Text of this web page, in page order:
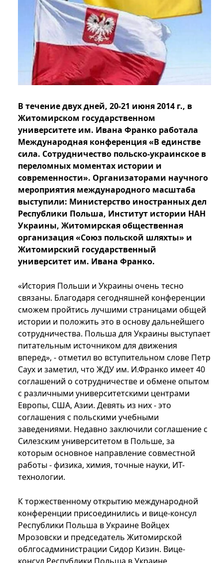
В течение двух дней, 20-21 июня 2014 г., в
Житомирском государственном
университете им. Ивана Франко работала
Международная конференция «В единстве
сила. Сотрудничество польско-украинское в
переломных моментах истории и
современности». Организаторами научного
мероприятия международного масштаба
выступили: Министерство иностранных дел
Республики Польша, Институт истории НАН
Украины, Житомирская общественная
организация «Союз польской шляхты» и
Житомирский государственный
университет им. Ивана Франко.
«История Польши и Украины очень тесно
связаны. Благодаря сегодняшней конференции
сможем пройтись лучшими страницами общей
истории и положить это в основу дальнейшего
сотрудничества. Польша для Украины выступает
питательным источником для движения
вперед», - отметил во вступительном слове Петр
Саух и заметил, что ЖДУ им. И.Франко имеет 40
соглашений о сотрудничестве и обмене опытом
с различными университетскими центрами
Европы, США, Азии. Девять из них - это
соглашения с польскими учебными
заведениями. Недавно заключили соглашение с
Силезским университетом в Польше, за
которым основное направление совместной
работы - физика, химия, точные науки, ИТ-
технологии.
К торжественному открытию международной
конференции присоединились и вице-консул
Республики Польша в Украине Войцех
Мрозовски и председатель Житомирской
облгосадминистрации Сидор Кизин. Вице-